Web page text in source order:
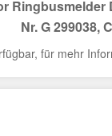
Ringbusmelder
Nr. G 299038,
für mehr